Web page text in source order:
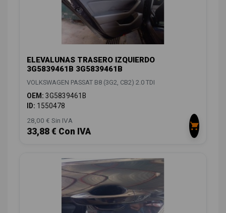
ELEVALUNAS TRASERO IZQUIERDO
3G5839461B 3G5839461B
VOLKSWAGEN PASSAT B8 (3G2, CB2) 2.0 TDI
OEM: 3G5839461B
ID: 1550478
28,00 € Sin IVA
33,88 € Con IVA